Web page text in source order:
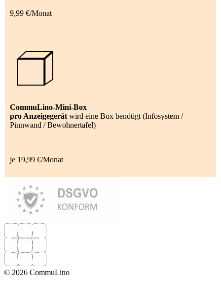
9,99 €/Monat
CommuLino-Mini-Box
pro Anzeigegerät wird eine Box benötigt (Infosystem /
Pinnwand / Bewohnertafel)
je 19,99 €/Monat
© 2026 CommuLino